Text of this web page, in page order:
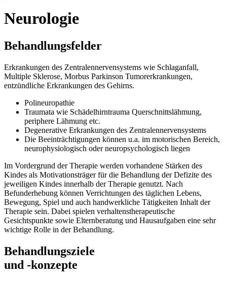
Neurologie
Behandlungsfelder
Erkrankungen des Zentralennervensystems wie Schlaganfall,
Multiple Sklerose, Morbus Parkinson Tumorerkrankungen,
entzündliche Erkrankungen des Gehirns.
Polineuropathie
Traumata wie Schädelhirntrauma Querschnittslähmung,
periphere Lähmung etc.
Degenerative Erkrankungen des Zentralennervensystems
Die Beeinträchtigungen können u.a. im motorischen Bereich,
neurophysiologisch oder neuropsychologisch liegen
Im Vordergrund der Therapie werden vorhandene Stärken des
Kindes als Motivationsträger für die Behandlung der Defizite des
jeweiligen Kindes innerhalb der Therapie genutzt. Nach
Befunderhebung können Verrichtungen des täglichen Lebens,
Bewegung, Spiel und auch handwerkliche Tätigkeiten Inhalt der
Therapie sein. Dabei spielen verhaltenstherapeutische
Gesichtspunkte sowie Elternberatung und Hausaufgaben eine sehr
wichtige Rolle in der Behandlung.
Behandlungsziele
und -konzepte